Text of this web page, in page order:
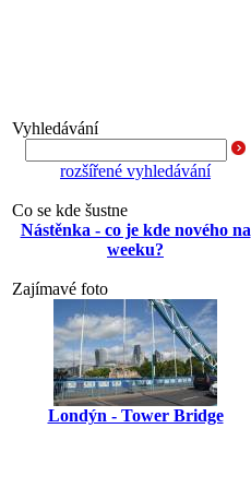
Vyhledávání
rozšířené vyhledávání
Co se kde šustne
Nástěnka - co je kde nového na
weeku?
Zajímavé foto
Londýn - Tower Bridge